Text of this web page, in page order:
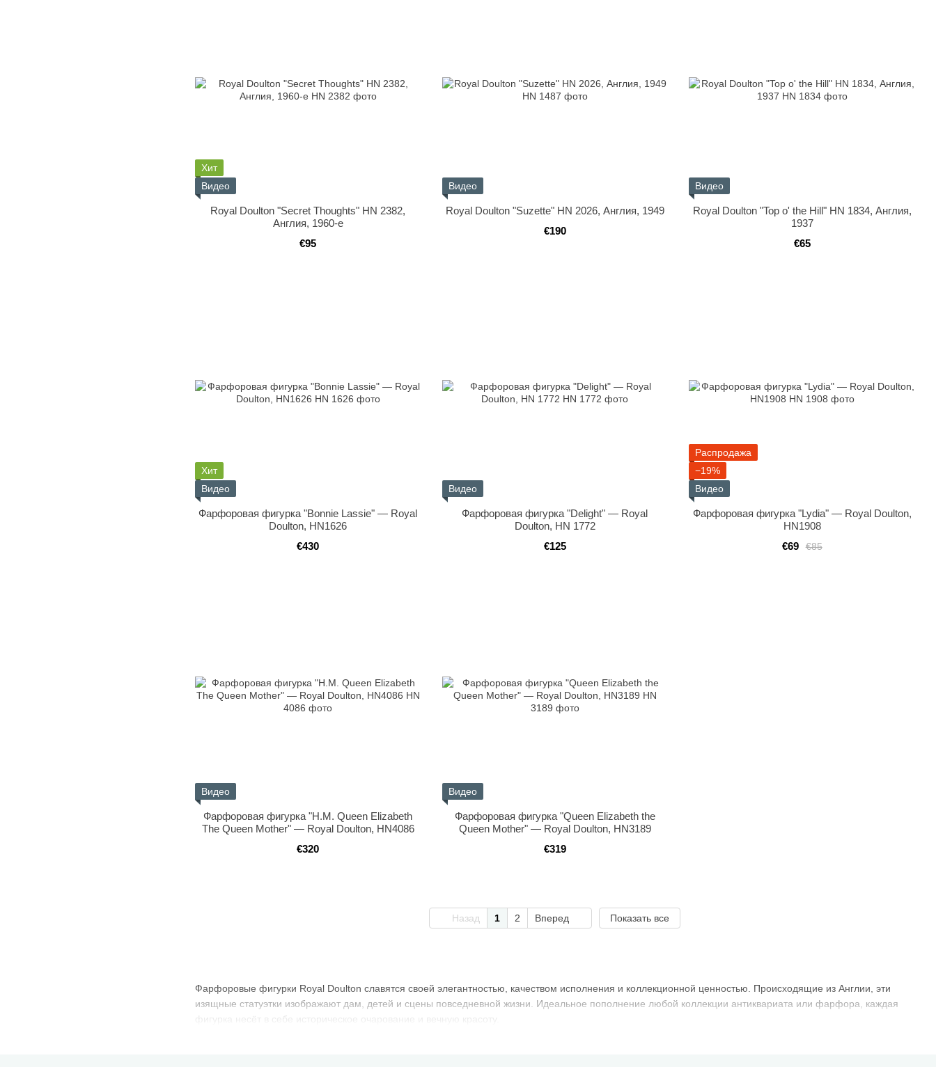
Фарфоровые фигурки Royal Doulton славятся своей элегантностью, качеством исполнения и коллекционной ценностью. Происходящие из Англии, эти
изящные статуэтки изображают дам, детей и сцены повседневной жизни. Идеальное пополнение любой коллекции антиквариата или фарфора, каждая
фигурка несёт в себе историческое очарование и вечную красоту.
Хит
Видео
Royal Doulton "Secret Thoughts" HN 2382,
Англия, 1960-е
€95
Видео
Royal Doulton "Suzette" HN 2026, Англия, 1949
€190
Видео
Royal Doulton "Top o' the Hill" HN 1834, Англия,
1937
€65
Хит
Видео
Фарфоровая фигурка "Bonnie Lassie" — Royal
Doulton, HN1626
€430
Видео
Фарфоровая фигурка "Delight" — Royal
Doulton, HN 1772
€125
Распродажа
−19%
Видео
Фарфоровая фигурка "Lydia" — Royal Doulton,
HN1908
€85
€69
Видео
Фарфоровая фигурка "H.M. Queen Elizabeth
The Queen Mother" — Royal Doulton, HN4086
€320
Видео
Фарфоровая фигурка "Queen Elizabeth the
Queen Mother" — Royal Doulton, HN3189
€319
Назад 1 2 Вперед Показать все